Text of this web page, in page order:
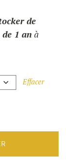
de
1 an à
Effacer